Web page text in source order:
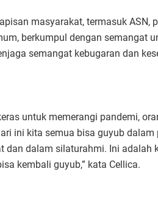
masyarakat, termasuk ASN,
berkumpul dengan semangat
semangat kebugaran dan
untuk memerangi pandemi,
ini kita semua bisa guyub dalam
dan dalam silaturahmi. Ini adalah
kembali guyub,” kata Cellica.